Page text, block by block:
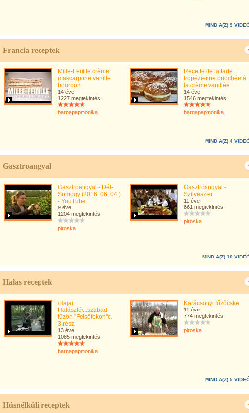
MIND A(Z) 9
Francia receptek
Mille-Feuille crème
mascarpone vanille
bourbon
14 éve
1227 megtekintés
barnapapmonika
Recette de la tarte
tropézienne briochée à
la crème vanillée
14 éve
1546 megtekintés
barnapapmonika
MIND A(Z) 4
Gasztroangyal
Gasztroangyal - Dél-
Somogy (2016. 06. 04.)
- YouTube
9 éve
1204 megtekintés
piroska
Gasztroangyal -
Szilveszter
11 éve
861 megtekintés
piroska
MIND A(Z) 10
Halas receptek
/Bajai
Halászlé/...szabad
tűzön "Felsőfokon"c.
3.rész
13 éve
1085 megtekintés
barnapapmonika
Karácsonyi főzőcske
11 éve
774 megtekintés
piroska
MIND A(Z) 5
Húsnélküli receptek